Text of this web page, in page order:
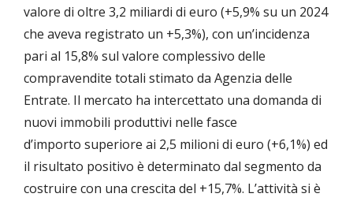
valore di oltre 3,2 miliardi di euro (+5,9% su un 2024
che aveva registrato un +5,3%), con un’incidenza
pari al 15,8% sul valore complessivo delle
compravendite totali stimato da Agenzia delle
Entrate. Il mercato ha intercettato una domanda di
nuovi immobili produttivi nelle fasce
d’importo superiore ai 2,5 milioni di euro (+6,1%) ed
il risultato positivo è determinato dal segmento da
costruire con una crescita del +15,7%. L’attività si è